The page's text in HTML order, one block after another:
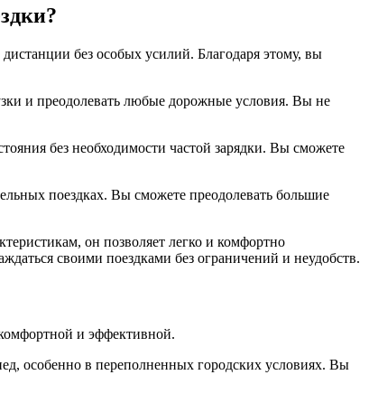
без особых усилий. Благодаря этому, вы
и преодолевать любые дорожные условия. Вы не
без необходимости частой зарядки. Вы сможете
поездках. Вы сможете преодолевать большие
он позволяет легко и комфортно
своими поездками без ограничений и неудобств.
и эффективной.
особенно в переполненных городских условиях. Вы